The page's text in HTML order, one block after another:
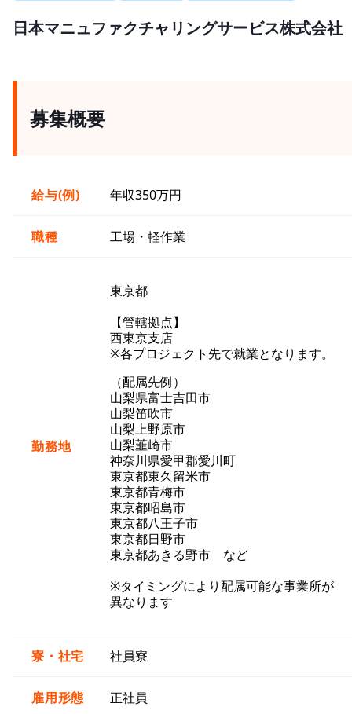
日本マニュファクチャリングサービス株式会社
募集概要
給与(例) 年収350万円
職種 工場・軽作業
勤務地
東京都
【管轄拠点】
西東京支店
※各プロジェクト先で就業となります。
（配属先例）
山梨県富士吉田市
山梨笛吹市
山梨上野原市
山梨韮崎市
神奈川県愛甲郡愛川町
東京都東久留米市
東京都青梅市
東京都昭島市
東京都八王子市
東京都日野市
東京都あきる野市 など
※タイミングにより配属可能な事業所が
異なります
寮・社宅 社員寮
雇用形態 正社員